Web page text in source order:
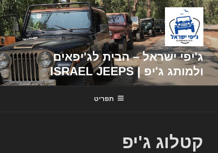
דילוג
לתוכן
ג'יפי ישראל – הבית לג'יפאים
ולמותג ג'יפ | ISRAEL JEEPS
תפריט
קטלוג ג'יפ